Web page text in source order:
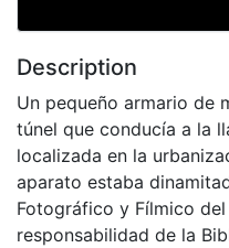
Description
Un pequeño armario de
túnel que conducía a la
localizada en la
aparato estaba
Fotográfico y Fílmico
responsabilidad de la